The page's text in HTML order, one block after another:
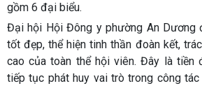
gồm 6 đại biểu.
Đại hội Hội Đông y phường An Dương
tốt đẹp, thể hiện tinh thần đoàn kết,
cao của toàn thể hội viên. Đây là tiền
tiếp tục phát huy vai trò trong công